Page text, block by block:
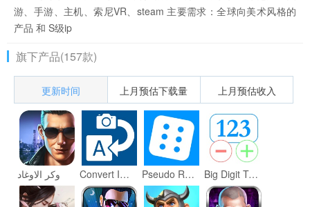
游、手游、主机、索尼VR、steam 主要需求：全球向美术风格的
产品 和 S级ip
旗下产品(157款)
更新时间 上月预估下载量 上月预估收入
وكر الاوغاد Convert Image To Text Tool Pseudo Random Number Generator Big Digit Tally Counter